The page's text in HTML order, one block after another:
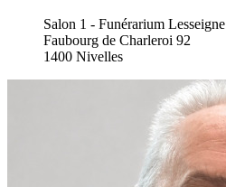
Salon 1 - Funérarium Lesseigne
Faubourg de Charleroi 92
1400 Nivelles